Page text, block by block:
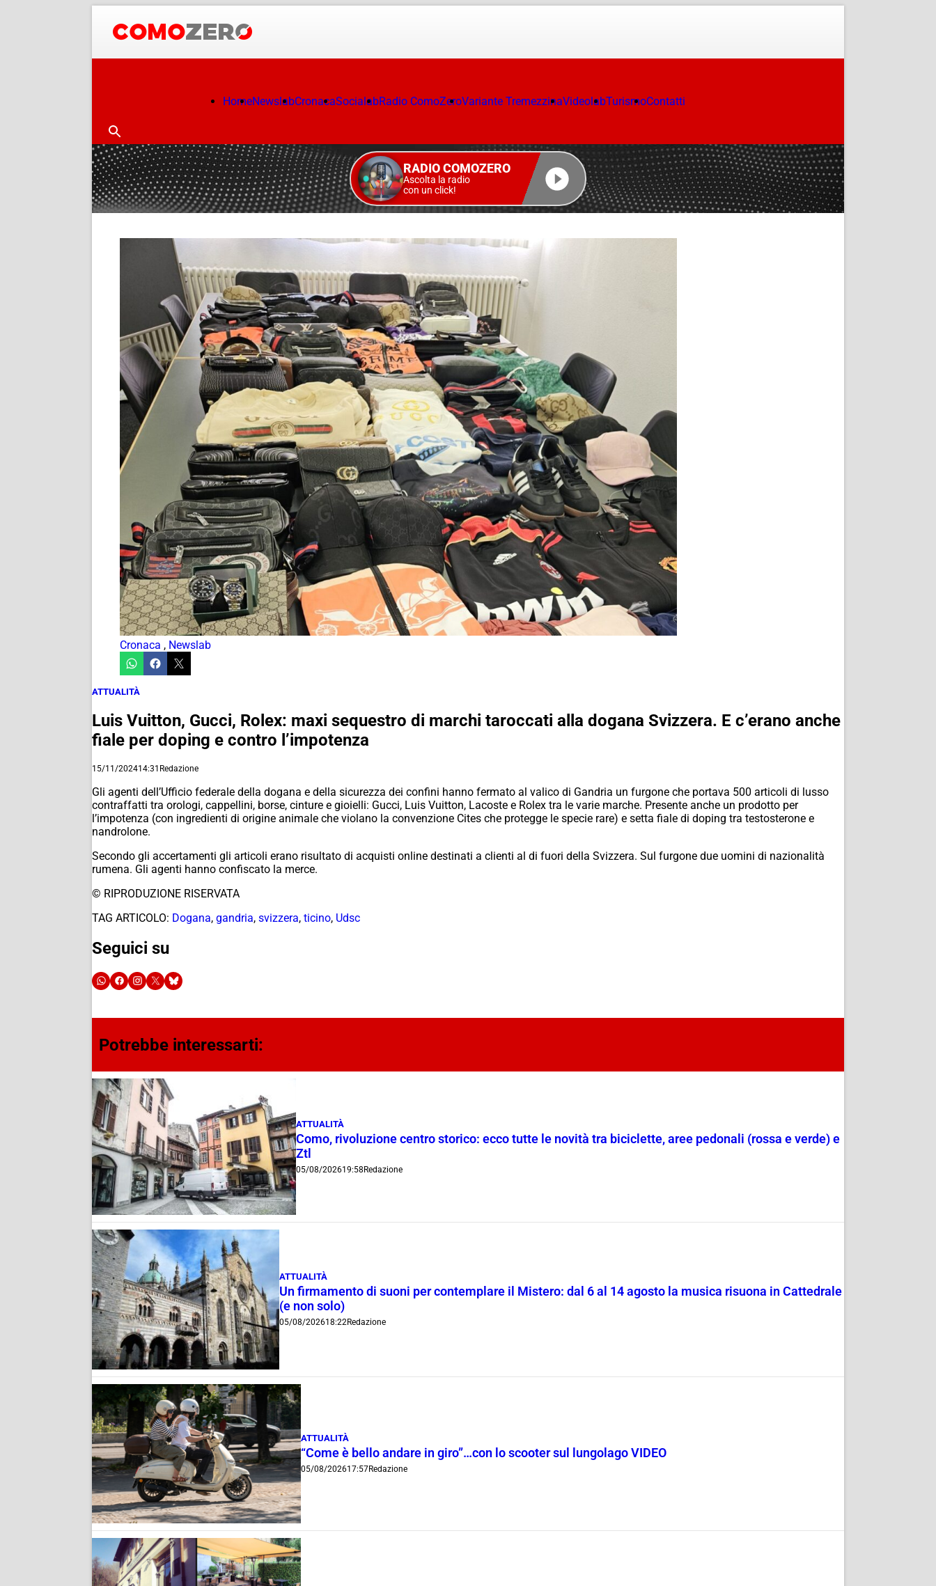
HomeNewslabCronacaSocialabRadio ComoZeroVariante TremezzinaVideolabTurismoContatti
RADIO COMOZERO
Ascolta la radio
con un click!
Cronaca , Newslab
ATTUALITÀ
Luis Vuitton, Gucci, Rolex: maxi sequestro di marchi taroccati alla dogana Svizzera. E c’erano anche
fiale per doping e contro l’impotenza
15/11/202414:31 Redazione
Gli agenti dell’Ufficio federale della dogana e della sicurezza dei confini hanno fermato al valico di Gandria un furgone che portava 500 articoli di lusso
contraffatti tra orologi, cappellini, borse, cinture e gioielli: Gucci, Luis Vuitton, Lacoste e Rolex tra le varie marche. Presente anche un prodotto per
l’impotenza (con ingredienti di origine animale che violano la convenzione Cites che protegge le specie rare) e setta fiale di doping tra testosterone e
nandrolone.
Secondo gli accertamenti gli articoli erano risultato di acquisti online destinati a clienti al di fuori della Svizzera. Sul furgone due uomini di nazionalità
rumena. Gli agenti hanno confiscato la merce.
© RIPRODUZIONE RISERVATA
TAG ARTICOLO: Dogana, gandria, svizzera, ticino, Udsc
Seguici su
Potrebbe interessarti:
ATTUALITÀ
Como, rivoluzione centro storico: ecco tutte le novità tra biciclette, aree pedonali (rossa e verde) e
Ztl
05/08/202619:58Redazione
ATTUALITÀ
Un firmamento di suoni per contemplare il Mistero: dal 6 al 14 agosto la musica risuona in Cattedrale
(e non solo)
05/08/202618:22Redazione
ATTUALITÀ
“Come è bello andare in giro”…con lo scooter sul lungolago VIDEO
05/08/202617:57Redazione